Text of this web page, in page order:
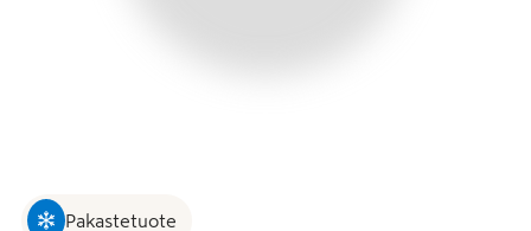
Pakastetuote